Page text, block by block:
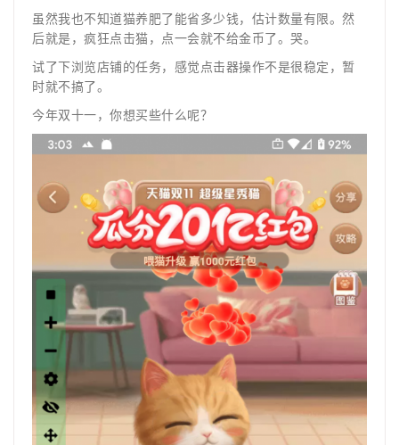
虽然我也不知道猫养肥了能省多少钱，估计数量有限。然
后就是，疯狂点击猫，点一会就不给金币了。哭。
试了下浏览店铺的任务，感觉点击器操作不是很稳定，暂
时就不搞了。
今年双十一，你想买些什么呢？